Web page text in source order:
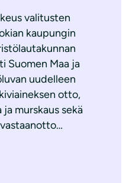
valitusten
kaupungin
Suomen Maa ja
uudelleen
otto,
murskaus sekä